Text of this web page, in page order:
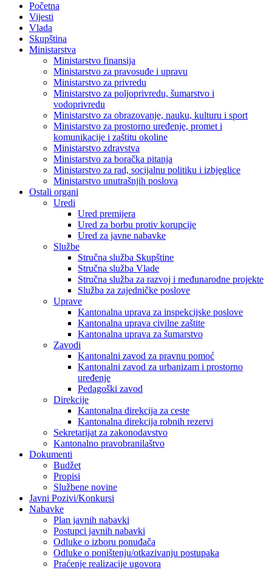
Početna
Vijesti
Vlada
Skupština
Ministarstva
Ministarstvo finansija
Ministarstvo za pravosuđe i upravu
Ministarstvo za privredu
Ministarstvo za poljoprivredu, šumarstvo i
vodoprivredu
Ministarstvo za obrazovanje, nauku, kulturu i sport
Ministarstvo za prostorno uređenje, promet i
komunikacije i zaštitu okoline
Ministarstvo zdravstva
Ministarstvo za boračka pitanja
Ministarstvo za rad, socijalnu politiku i izbjeglice
Ministarstvo unutrašnjih poslova
Ostali organi
Uredi
Ured premijera
Ured za borbu protiv korupcije
Ured za javne nabavke
Službe
Stručna služba Skupštine
Stručna služba Vlade
Stručna služba za razvoj i međunarodne projekte
Služba za zajedničke poslove
Uprave
Kantonalna uprava za inspekcijske poslove
Kantonalna uprava civilne zaštite
Kantonalna uprava za šumarstvo
Zavodi
Kantonalni zavod za pravnu pomoć
Kantonalni zavod za urbanizam i prostorno
uređenje
Pedagoški zavod
Direkcije
Kantonalna direkcija za ceste
Kantonalna direkcija robnih rezervi
Sekretarijat za zakonodavstvo
Kantonalno pravobranilaštvo
Dokumenti
Budžet
Propisi
Službene novine
Javni Pozivi/Konkursi
Nabavke
Plan javnih nabavki
Postupci javnih nabavki
Odluke o izboru ponuđača
Odluke o poništenju/otkazivanju postupaka
Praćenje realizacije ugovora